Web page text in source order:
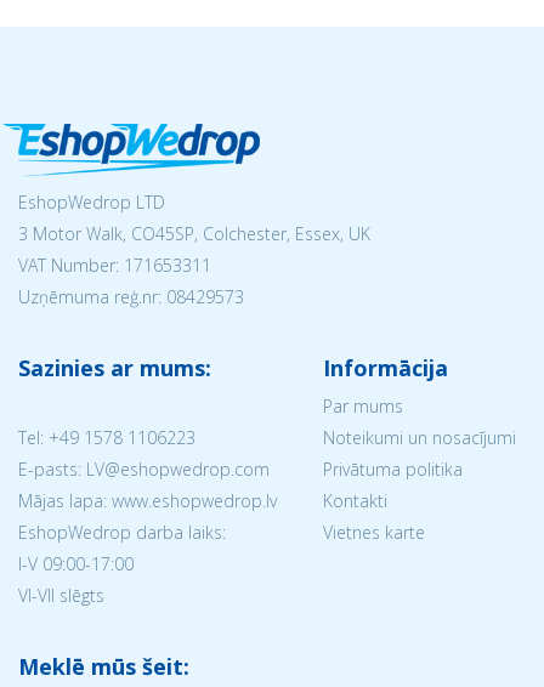
EshopWedrop LTD
3 Motor Walk, CO45SP, Colchester, Essex, UK
VAT Number: 171653311
Uzņēmuma reģ.nr: 08429573
Sazinies ar mums:
Tel: +49 1578 1106223
E-pasts: LV@eshopwedrop.com
Mājas lapa: www.eshopwedrop.lv
EshopWedrop darba laiks:
I-V 09:00-17:00
VI-VII slēgts
Informācija
Par mums
Noteikumi un nosacījumi
Privātuma politika
Kontakti
Vietnes karte
Meklē mūs šeit: